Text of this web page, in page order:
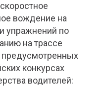
вождение на
упражнений по
на трассе
предусмотренных
конкурсах
водителей: